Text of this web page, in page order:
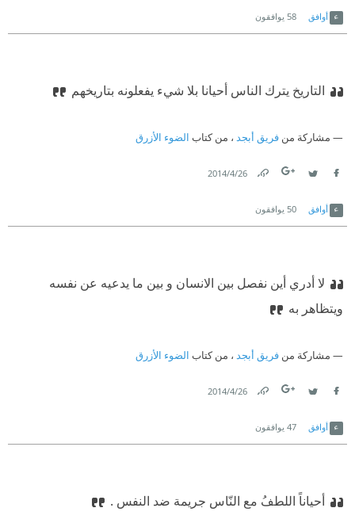
أوافق 58 يوافقون
التاريخ يترك الناس أحيانا بلا شيء يفعلونه بتاريخهم
مشاركة من فريق أبجد ، من كتاب الضوء الأزرق
26‏/4‏/2014
أوافق 50 يوافقون
لا أدري أين نفصل بين الانسان و بين ما يدعيه عن نفسه
ويتظاهر به
مشاركة من فريق أبجد ، من كتاب الضوء الأزرق
26‏/4‏/2014
أوافق 47 يوافقون
أحياناً اللطفُ مع النّاس جريمة ضد النفس .